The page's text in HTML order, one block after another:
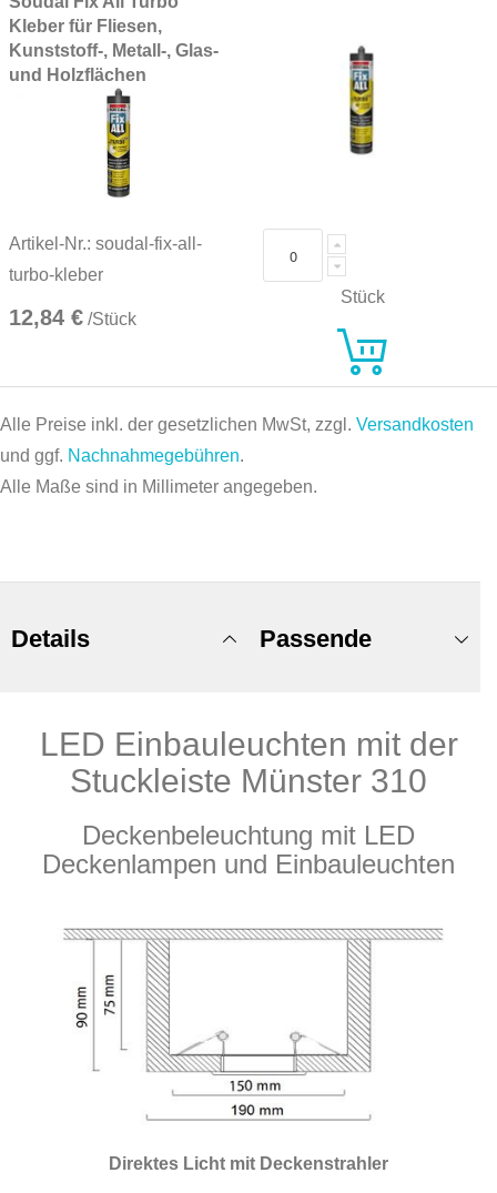
Kleber für Fliesen,
Kunststoff-, Metall-, Glas-
und Holzflächen
Artikel-Nr.: soudal-fix-all-
turbo-kleber
12,84 € /Stück
Stück
Alle Preise inkl. der gesetzlichen MwSt, zzgl. Versandkosten
und ggf. Nachnahmegebühren.
Alle Maße sind in Millimeter angegeben.
Details
LED Einbauleuchten mit der
Stuckleiste Münster 310
Deckenbeleuchtung mit LED
Deckenlampen und Einbauleuchten
Direktes Licht mit Deckenstrahler
Passende
Produkte